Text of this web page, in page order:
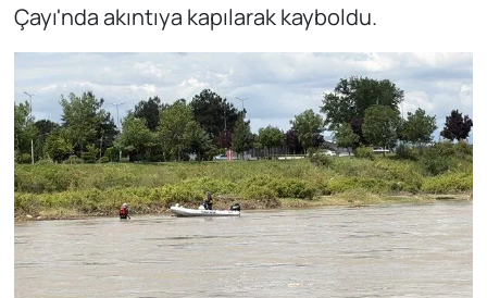
Çayı'nda akıntıya kapılarak kayboldu.